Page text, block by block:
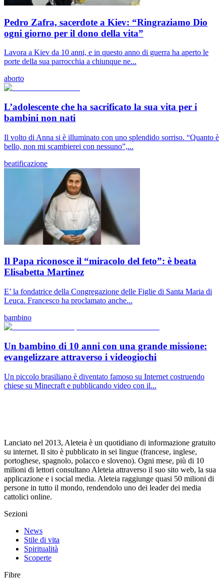
Pedro Zafra, sacerdote a Kiev: “Ringraziamo Dio
ogni giorno per il dono della vita”
Lavora a Kiev da 10 anni, e in questo anno di guerra ha aperto le
porte della sua parrocchia a chiunque ne...
aborto
L’adolescente che ha sacrificato la sua vita per i
bambini non nati
Il volto di Anna si è illuminato con uno splendido sorriso. “Quanto è
bello, non mi scambierei con nessuno”,...
beatificazione
Il Papa riconosce il “miracolo del feto”: è beata
Elisabetta Martinez
E’ la fondatrice della Congregazione delle Figlie di Santa Maria di
Leuca. Francesco ha proclamato anche...
bambino
Un bambino di 10 anni con una grande missione:
evangelizzare attraverso i videogiochi
Un piccolo brasiliano è diventato famoso su Internet costruendo
chiese su Minecraft e pubblicando video con il...
Lanciato nel 2013, Aleteia è un quotidiano di informazione gratuito
su internet. Il sito è pubblicato in sei lingue (francese, inglese,
portoghese, spagnolo, polacco e sloveno). Ogni mese, più di 10
milioni di lettori consultano Aleteia attraverso il suo sito web, la sua
applicazione e i social media. Aleteia raggiunge quasi 50 milioni di
persone in tutto il mondo, rendendolo uno dei leader dei media
cattolici online.
Sezioni
News
Stile di vita
Spiritualità
Scoperte
Fibre